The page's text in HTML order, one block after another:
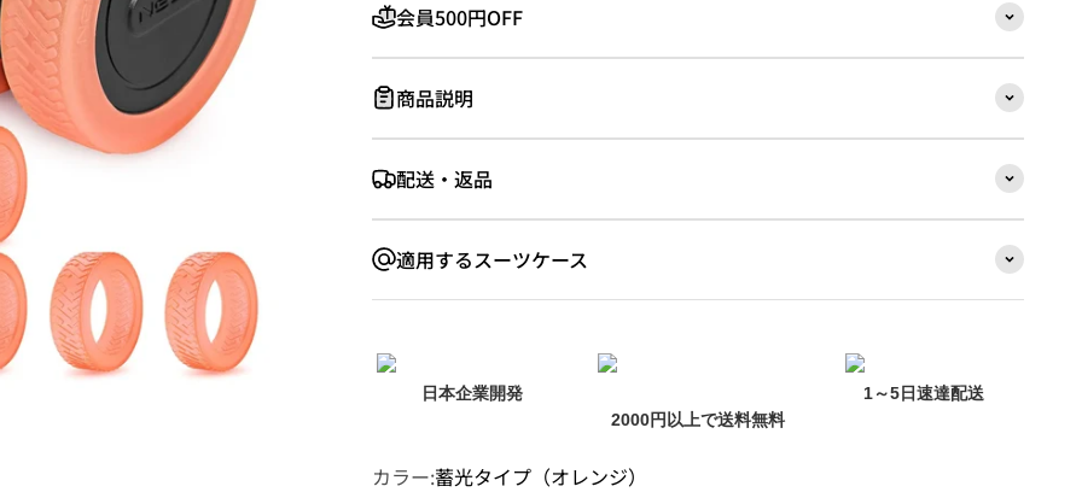
会員500円OFF
商品説明
配送・返品
適用するスーツケース
日本企業開発
2000円以上で送料無料
1～5日速達配送
カラー:蓄光タイプ（オレンジ）